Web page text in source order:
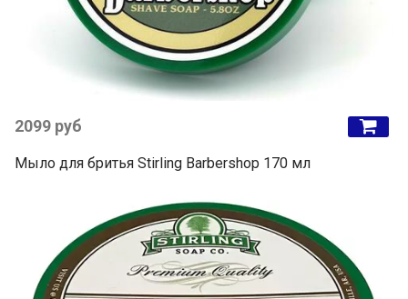
2099 руб
Мыло для бритья Stirling Barbershop 170 мл